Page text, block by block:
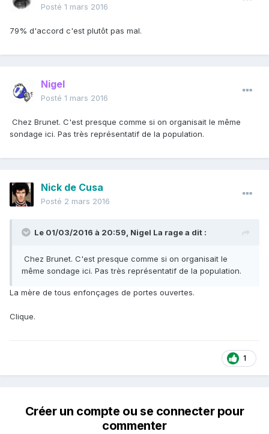
Posté 1 mars 2016
79% d'accord c'est plutôt pas mal.
Nigel
Posté 1 mars 2016
Chez Brunet. C'est presque comme si on organisait le même
sondage ici. Pas très représentatif de la population.
Nick de Cusa
Posté 2 mars 2016
Le 01/03/2016 à 20:59, Nigel La rage a dit :
Chez Brunet. C'est presque comme si on organisait le
même sondage ici. Pas très représentatif de la population.
La mère de tous enfonçages de portes ouvertes.
Clique.
1
Créer un compte ou se connecter pour
commenter